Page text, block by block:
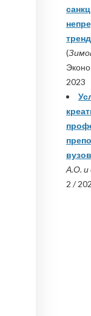
(
2023
вузов
А.О. и
2 /